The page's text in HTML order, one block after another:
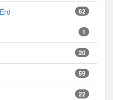
62
1
20
59
22